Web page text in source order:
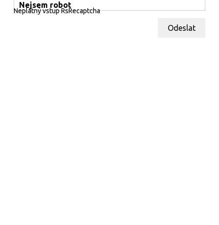
Nejsem robot
Neplatný vstup RsRecaptcha
Odeslat